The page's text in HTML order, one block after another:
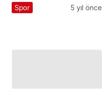
Skrotfrag Arena’da
Spor 5 yıl önce